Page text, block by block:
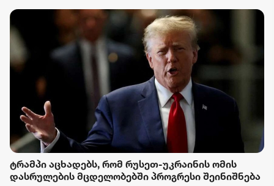
ტრამპი აცხადებს, რომ რუსეთ-უკრაინის ომის
დასრულების მცდელობებში პროგრესი შეინიშნება